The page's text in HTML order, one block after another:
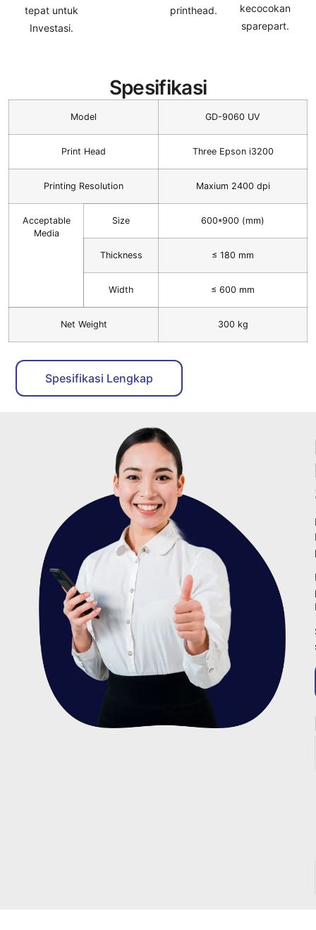
tepat untuk
Investasi.
printhead.
kecocokan
sparepart.
Spesifikasi
Model GD-9060 UV
Print Head Three Epson i3200
Printing Resolution Maxium 2400 dpi
Acceptable
Media
Size 600*900 (mm)
Thickness ≤ 180 mm
Width ≤ 600 mm
Net Weight 300 kg
Spesifikasi Lengkap